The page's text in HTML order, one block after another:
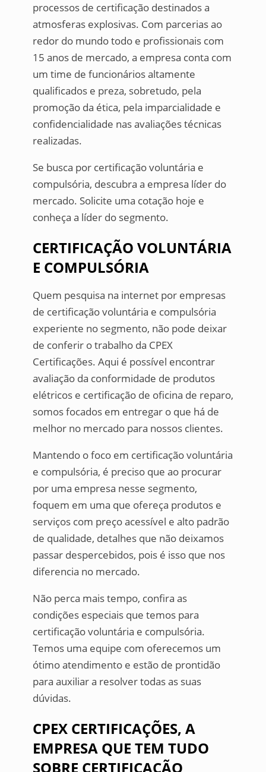
processos de certificação destinados a
atmosferas explosivas. Com parcerias ao
redor do mundo todo e profissionais com
15 anos de mercado, a empresa conta com
um time de funcionários altamente
qualificados e preza, sobretudo, pela
promoção da ética, pela imparcialidade e
confidencialidade nas avaliações técnicas
realizadas.
Se busca por certificação voluntária e
compulsória, descubra a empresa líder do
mercado. Solicite uma cotação hoje e
conheça a líder do segmento.
CERTIFICAÇÃO VOLUNTÁRIA
E COMPULSÓRIA
Quem pesquisa na internet por empresas
de certificação voluntária e compulsória
experiente no segmento, não pode deixar
de conferir o trabalho da CPEX
Certificações. Aqui é possível encontrar
avaliação da conformidade de produtos
elétricos e certificação de oficina de reparo,
somos focados em entregar o que há de
melhor no mercado para nossos clientes.
Mantendo o foco em certificação voluntária
e compulsória, é preciso que ao procurar
por uma empresa nesse segmento,
foquem em uma que ofereça produtos e
serviços com preço acessível e alto padrão
de qualidade, detalhes que não deixamos
passar despercebidos, pois é isso que nos
diferencia no mercado.
Não perca mais tempo, confira as
condições especiais que temos para
certificação voluntária e compulsória.
Temos uma equipe com oferecemos um
ótimo atendimento e estão de prontidão
para auxiliar a resolver todas as suas
dúvidas.
CPEX CERTIFICAÇÕES, A
EMPRESA QUE TEM TUDO
SOBRE CERTIFICAÇÃO